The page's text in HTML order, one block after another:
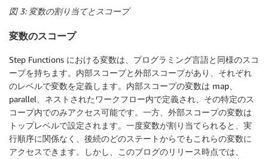
図 3: 変数の割り当てとスコープ
変数のスコープ
Step Functions における変数は、プログラミング言語と同様のスコ
ープを持ちます。内部スコープと外部スコープがあり、それぞれ
のレベルで変数を定義します。内部スコープの変数は map、
parallel、ネストされたワークフロー内で定義され、その特定のス
コープ内でのみアクセス可能です。一方、外部スコープの変数は
トップレベルで設定されます。一度変数が割り当てられると、実
行順序に関係なく、後続のどのステートからでもこれらの変数に
アクセスできます。しかし、このブログのリリース時点では、